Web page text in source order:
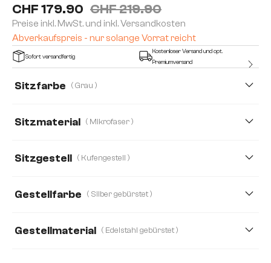
CHF 179.90 CHF 219.90
Preise inkl. MwSt. und inkl. Versandkosten
Abverkaufspreis - nur solange Vorrat reicht
Sofort versandfertig
Kostenloser Versand und opt.
Premiumversand
Sitzfarbe ( Grau )
Sitzmaterial ( Mikrofaser )
Mikrofaser/Bouclé Plüsch
Webstoff Soft
Sitzgestell ( Kufengestell )
Gestellfarbe ( Silber gebürstet )
Gestellmaterial ( Edelstahl gebürstet )